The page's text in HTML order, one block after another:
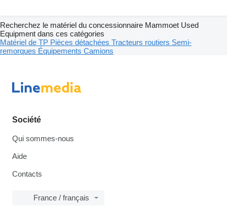
Recherchez le matériel du concessionnaire Mammoet Used
Equipment dans ces catégories
Matériel de TP Pièces détachées Tracteurs routiers Semi-
remorques Équipements Camions
Société
Qui sommes-nous
Aide
Contacts
France / français